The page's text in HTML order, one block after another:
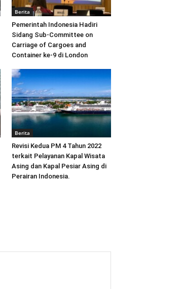
Berita
Pemerintah Indonesia Hadiri
Sidang Sub-Committee on
Carriage of Cargoes and
Container ke-9 di London
Berita
Revisi Kedua PM 4 Tahun 2022
terkait Pelayanan Kapal Wisata
Asing dan Kapal Pesiar Asing di
Perairan Indonesia.